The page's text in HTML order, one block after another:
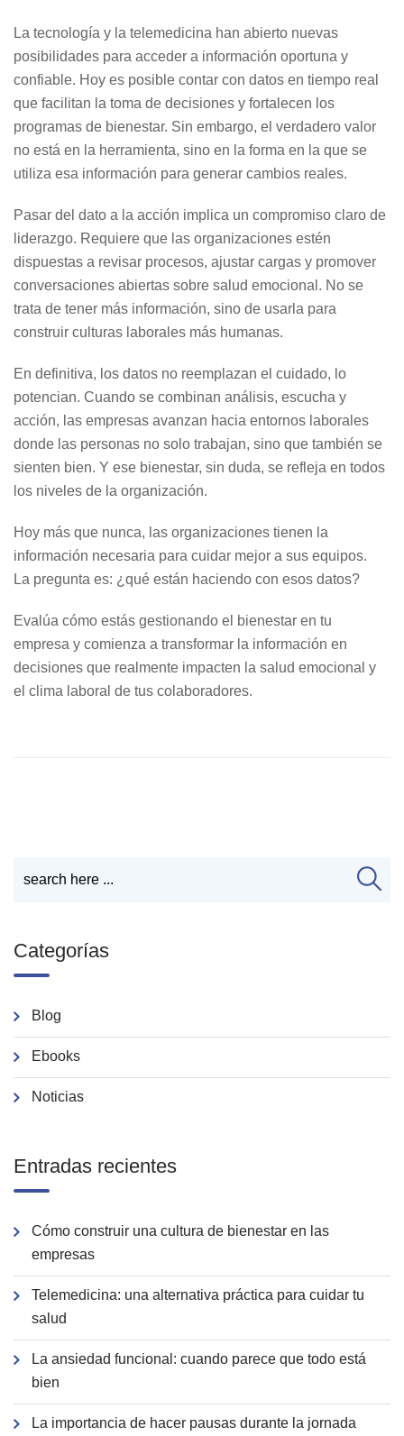
La tecnología y la telemedicina han abierto nuevas
posibilidades para acceder a información oportuna y
confiable. Hoy es posible contar con datos en tiempo real
que facilitan la toma de decisiones y fortalecen los
programas de bienestar. Sin embargo, el verdadero valor
no está en la herramienta, sino en la forma en la que se
utiliza esa información para generar cambios reales.
Pasar del dato a la acción implica un compromiso claro de
liderazgo. Requiere que las organizaciones estén
dispuestas a revisar procesos, ajustar cargas y promover
conversaciones abiertas sobre salud emocional. No se
trata de tener más información, sino de usarla para
construir culturas laborales más humanas.
En definitiva, los datos no reemplazan el cuidado, lo
potencian. Cuando se combinan análisis, escucha y
acción, las empresas avanzan hacia entornos laborales
donde las personas no solo trabajan, sino que también se
sienten bien. Y ese bienestar, sin duda, se refleja en todos
los niveles de la organización.
Hoy más que nunca, las organizaciones tienen la
información necesaria para cuidar mejor a sus equipos.
La pregunta es: ¿qué están haciendo con esos datos?
Evalúa cómo estás gestionando el bienestar en tu
empresa y comienza a transformar la información en
decisiones que realmente impacten la salud emocional y
el clima laboral de tus colaboradores.
Categorías
Blog
Ebooks
Noticias
Entradas recientes
Cómo construir una cultura de bienestar en las
empresas
Telemedicina: una alternativa práctica para cuidar tu
salud
La ansiedad funcional: cuando parece que todo está
bien
La importancia de hacer pausas durante la jornada